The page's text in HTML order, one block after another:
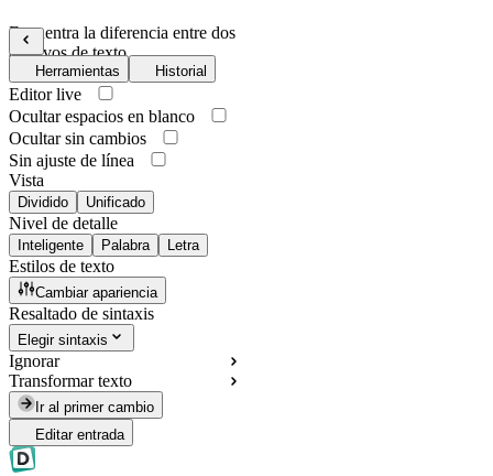
Encuentra la diferencia entre dos
archivos de texto
Herramientas Historial
Editor live
Ocultar espacios en blanco
Ocultar sin cambios
Sin ajuste de línea
Vista
Dividido Unificado
Nivel de detalle
Inteligente Palabra Letra
Estilos de texto
Cambiar apariencia
Resaltado de sintaxis
Elegir sintaxis
Ignorar
Transformar texto
Ir al primer cambio
Editar entrada